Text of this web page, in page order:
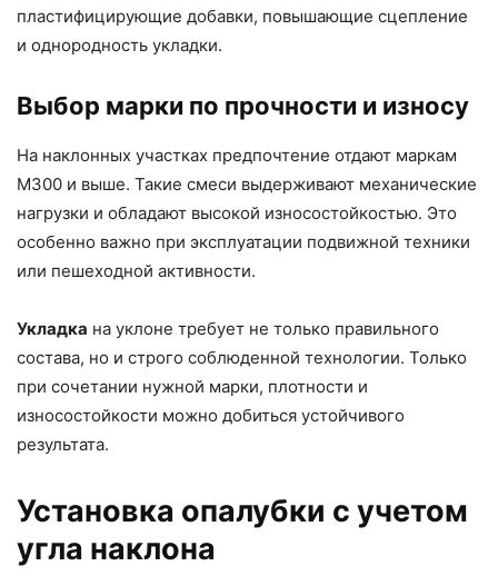
пластифицирующие добавки, повышающие сцепление
и однородность укладки.
Выбор марки по прочности и износу
На наклонных участках предпочтение отдают маркам
М300 и выше. Такие смеси выдерживают механические
нагрузки и обладают высокой износостойкостью. Это
особенно важно при эксплуатации подвижной техники
или пешеходной активности.
Укладка на уклоне требует не только правильного
состава, но и строго соблюденной технологии. Только
при сочетании нужной марки, плотности и
износостойкости можно добиться устойчивого
результата.
Установка опалубки с учетом
угла наклона